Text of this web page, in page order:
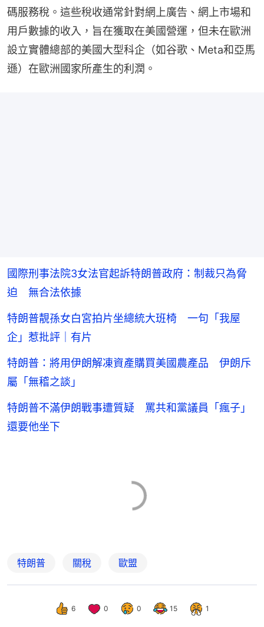
碼服務稅。這些稅收通常針對網上廣告、網上市場和
用戶數據的收入，旨在獲取在美國營運，但未在歐洲
設立實體總部的美國大型科企（如谷歌、Meta和亞馬
遜）在歐洲國家所產生的利潤。
國際刑事法院3女法官起訴特朗普政府：制裁只為脅
迫 無合法依據
特朗普靚孫女白宮拍片坐總統大班椅 一句「我屋
企」惹批評｜有片
特朗普：將用伊朗解凍資產購買美國農產品 伊朗斥
屬「無稽之談」
特朗普不滿伊朗戰事遭質疑 罵共和黨議員「瘋子」
還要他坐下
特朗普 關稅 歐盟
6 0 0 15 1